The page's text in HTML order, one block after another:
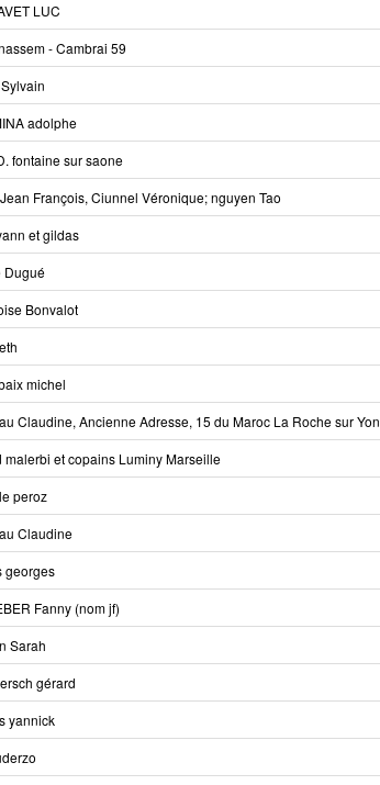
LUC
- Cambrai 59
adolphe
fontaine sur saone
François, Ciunnel Véronique; nguyen Tao
et gildas
Dugué
Bonvalot
michel
Claudine, Ancienne Adresse, 15 du Maroc La Roche sur Yon
malerbi et copains Luminy Marseille
peroz
Claudine
georges
Fanny (nom jf)
Sarah
gérard
yannick